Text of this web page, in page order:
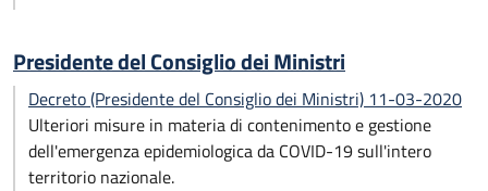
Presidente del Consiglio dei Ministri
Decreto (Presidente del Consiglio dei Ministri) 11-03-2020
Ulteriori misure in materia di contenimento e gestione
dell'emergenza epidemiologica da COVID-19 sull'intero
territorio nazionale.